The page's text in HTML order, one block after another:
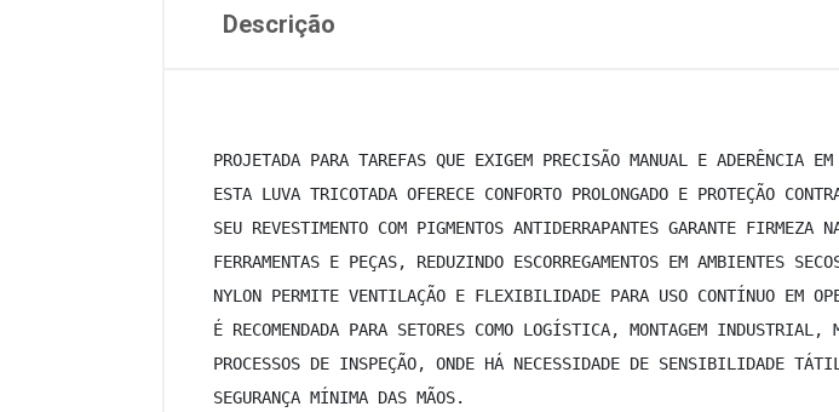
Descrição
PROJETADA PARA TAREFAS QUE EXIGEM PRECISÃO MANUAL E ADERÊNCIA
ESTA LUVA TRICOTADA OFERECE CONFORTO PROLONGADO E PROTEÇÃO
SEU REVESTIMENTO COM PIGMENTOS ANTIDERRAPANTES GARANTE FIRMEZA
FERRAMENTAS E PEÇAS, REDUZINDO ESCORREGAMENTOS EM AMBIENTES
NYLON PERMITE VENTILAÇÃO E FLEXIBILIDADE PARA USO CONTÍNUO EM
É RECOMENDADA PARA SETORES COMO LOGÍSTICA, MONTAGEM INDUSTRIAL,
PROCESSOS DE INSPEÇÃO, ONDE HÁ NECESSIDADE DE SENSIBILIDADE
SEGURANÇA MÍNIMA DAS MÃOS.